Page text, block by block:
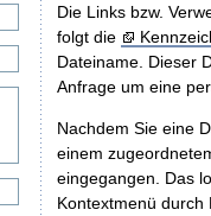
Die Links bzw.
folgt die
Dateiname. Dieser
Anfrage um eine
Nachdem Sie eine
einem
eingegangen. Das
Kontextmenü durch